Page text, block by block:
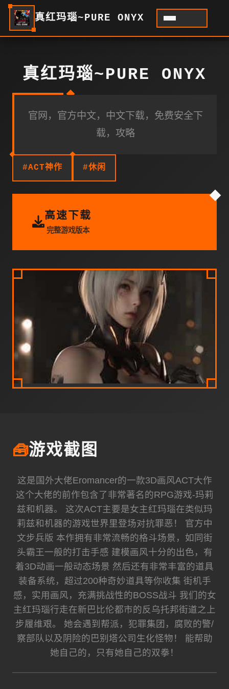
真红玛瑙~PURE ONYX
真红玛瑙~PURE ONYX
官网，官方中文，中文下载，免费安全下
载，攻略
#ACT神作 #休闲
高速下载
完整游戏版本
🧰游戏截图
这是国外大佬Eromancer的一款3D画风ACT大作
这个大佬的前作包含了非常著名的RPG游戏-玛莉
兹和机器。 这次ACT主要是女主红玛瑙在类似玛
莉兹和机器的游戏世界里登场对抗罪恶！ 官方中
文步兵版 本作拥有非常流畅的格斗场景，如同街
头霸王一般的打击手感 建模画风十分的出色，有
着3D动画一般动态场景 然后还有非常丰富的道具
装备系统，超过200种奇妙道具等你收集 街机手
感，实用画风，充满挑战性的BOSS战斗 我们的女
主红玛瑙行走在新巴比伦都市的反乌托邦街道之上
步履维艰。 她会遇到帮派，犯罪集团，腐败的警/
察部队以及阴险的巴别塔公司生化怪物！ 能帮助
她自己的，只有她自己的双拳！